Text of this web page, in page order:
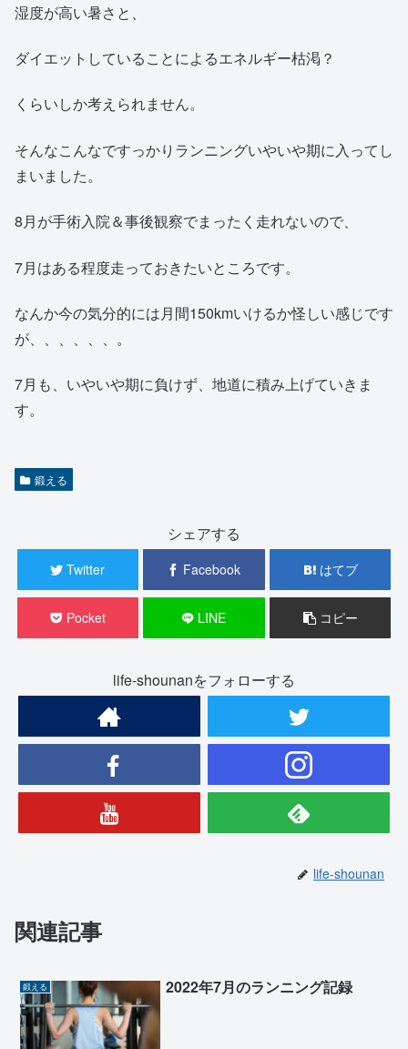
湿度が高い暑さと、
ダイエットしていることによるエネルギー枯渇？
くらいしか考えられません。
そんなこんなですっかりランニングいやいや期に入ってし
まいました。
8月が手術入院＆事後観察でまったく走れないので、
7月はある程度走っておきたいところです。
なんか今の気分的には月間150kmいけるか怪しい感じです
が、、、、、、。
7月も、いやいや期に負けず、地道に積み上げていきま
す。
鍛える
シェアする
Twitter Facebook はてブ
Pocket LINE コピー
life-shounanをフォローする
life-shounan
関連記事
鍛える 2022年7月のランニング記録